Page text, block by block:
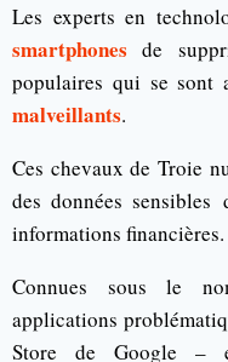
Les experts en
smartphones de
populaires qui se sont
malveillants.
Ces chevaux de Troie
des données
informations financières.
Connues sous le
applications
Store de Google –